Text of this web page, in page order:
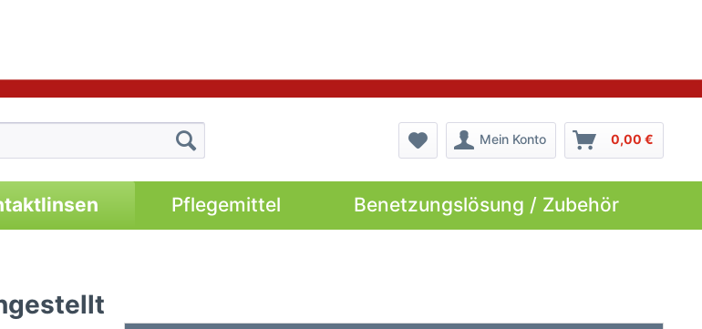
Mein Konto 0,00 €
Pflegemittel Benetzungslösung / Zubehör